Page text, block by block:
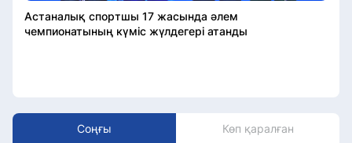
Астаналық спортшы 17 жасында әлем
чемпионатының күміс жүлдегері атанды
Соңғы Көп қаралған